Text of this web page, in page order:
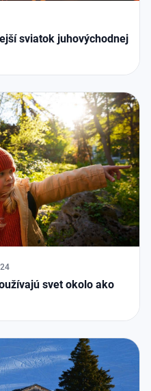
sviatok juhovýchodnej
svet okolo ako